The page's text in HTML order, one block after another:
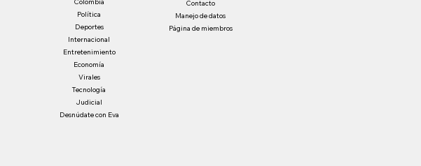
Colombia
Política
Deportes
Internacional
Entretenimiento
Economía
Virales
Tecnología
Judicial
Desnúdate con Eva
Contacto
Manejo de datos
Página de miembros